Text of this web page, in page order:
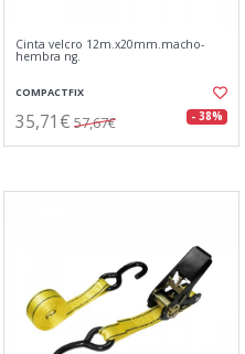
Cinta velcro 12m.x20mm.macho-
hembra ng.
COMPACTFIX
35,71€ 57,67€ - 38%